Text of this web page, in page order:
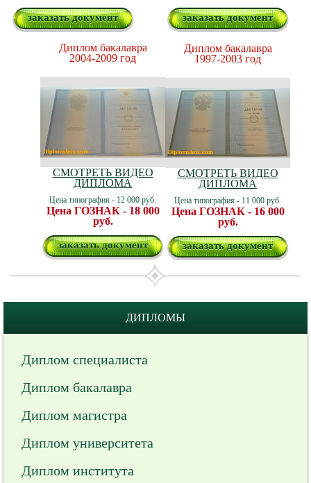
заказать документ заказать документ
Диплом бакалавра
2004-2009 год
СМОТРЕТЬ ВИДЕО
ДИПЛОМА
Цена типография - 12 000 руб.
Цена ГОЗНАК - 18 000
руб.
заказать документ
Диплом бакалавра
1997-2003 год
СМОТРЕТЬ ВИДЕО
ДИПЛОМА
Цена типография - 11 000 руб.
Цена ГОЗНАК - 16 000
руб.
заказать документ
ДИПЛОМЫ
Диплом специалиста
Диплом бакалавра
Диплом магистра
Диплом университета
Диплом института